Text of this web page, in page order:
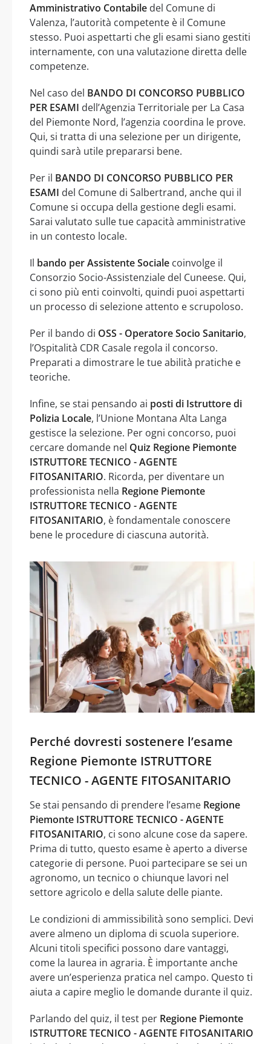
Amministrativo Contabile del Comune di
Valenza, l’autorità competente è il Comune
stesso. Puoi aspettarti che gli esami siano gestiti
internamente, con una valutazione diretta delle
competenze.
Nel caso del BANDO DI CONCORSO PUBBLICO
PER ESAMI dell’Agenzia Territoriale per La Casa
del Piemonte Nord, l’agenzia coordina le prove.
Qui, si tratta di una selezione per un dirigente,
quindi sarà utile prepararsi bene.
Per il BANDO DI CONCORSO PUBBLICO PER
ESAMI del Comune di Salbertrand, anche qui il
Comune si occupa della gestione degli esami.
Sarai valutato sulle tue capacità amministrative
in un contesto locale.
Il bando per Assistente Sociale coinvolge il
Consorzio Socio-Assistenziale del Cuneese. Qui,
ci sono più enti coinvolti, quindi puoi aspettarti
un processo di selezione attento e scrupoloso.
Per il bando di OSS - Operatore Socio Sanitario,
l’Ospitalità CDR Casale regola il concorso.
Preparati a dimostrare le tue abilità pratiche e
teoriche.
Infine, se stai pensando ai posti di Istruttore di
Polizia Locale, l’Unione Montana Alta Langa
gestisce la selezione. Per ogni concorso, puoi
cercare domande nel Quiz Regione Piemonte
ISTRUTTORE TECNICO - AGENTE
FITOSANITARIO. Ricorda, per diventare un
professionista nella Regione Piemonte
ISTRUTTORE TECNICO - AGENTE
FITOSANITARIO, è fondamentale conoscere
bene le procedure di ciascuna autorità.
Perché dovresti sostenere l’esame
Regione Piemonte ISTRUTTORE
TECNICO - AGENTE FITOSANITARIO
Se stai pensando di prendere l’esame Regione
Piemonte ISTRUTTORE TECNICO - AGENTE
FITOSANITARIO, ci sono alcune cose da sapere.
Prima di tutto, questo esame è aperto a diverse
categorie di persone. Puoi partecipare se sei un
agronomo, un tecnico o chiunque lavori nel
settore agricolo e della salute delle piante.
Le condizioni di ammissibilità sono semplici. Devi
avere almeno un diploma di scuola superiore.
Alcuni titoli specifici possono dare vantaggi,
come la laurea in agraria. È importante anche
avere un’esperienza pratica nel campo. Questo ti
aiuta a capire meglio le domande durante il quiz.
Parlando del quiz, il test per Regione Piemonte
ISTRUTTORE TECNICO - AGENTE FITOSANITARIO